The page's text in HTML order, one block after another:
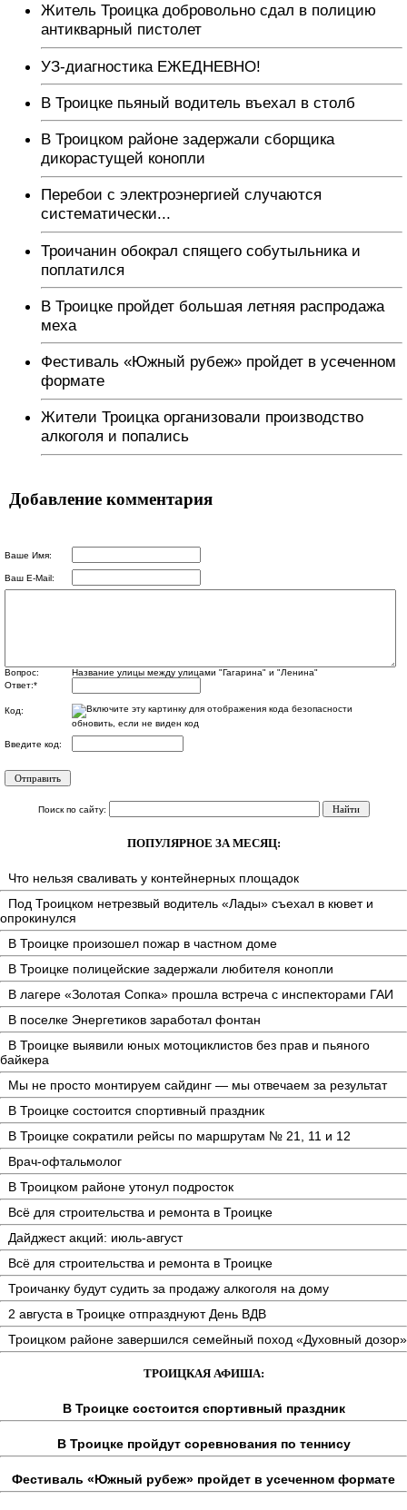
Житель Троицка добровольно сдал в полицию
антикварный пистолет
УЗ-диагностика ЕЖЕДНЕВНО!
В Троицке пьяный водитель въехал в столб
В Троицком районе задержали сборщика
дикорастущей конопли
Перебои с электроэнергией случаются
систематически...
Троичанин обокрал спящего собутыльника и
поплатился
В Троицке пройдет большая летняя распродажа
меха
Фестиваль «Южный рубеж» пройдет в усеченном
формате
Жители Троицка организовали производство
алкоголя и попались
Добавление комментария
Ваше Имя:
Ваш E-Mail:
Вопрос:
Название улицы между улицами "Гагарина" и "Ленина"
Ответ:*
Код:
обновить, если не виден код
Введите код:
Поиск по сайту:
ПОПУЛЯРНОЕ ЗА МЕСЯЦ:
Что нельзя сваливать у контейнерных площадок
Под Троицком нетрезвый водитель «Лады» съехал в кювет и
опрокинулся
В Троицке произошел пожар в частном доме
В Троицке полицейские задержали любителя конопли
В лагере «Золотая Сопка» прошла встреча с инспекторами ГАИ
В поселке Энергетиков заработал фонтан
В Троицке выявили юных мотоциклистов без прав и пьяного
байкера
Мы не просто монтируем сайдинг — мы отвечаем за результат
В Троицке состоится спортивный праздник
В Троицке сократили рейсы по маршрутам № 21, 11 и 12
Врач-офтальмолог
В Троицком районе утонул подросток
Всё для строительства и ремонта в Троицке
Дайджест акций: июль-август
Всё для строительства и ремонта в Троицке
Троичанку будут судить за продажу алкоголя на дому
2 августа в Троицке отпразднуют День ВДВ
Троицком районе завершился семейный поход «Духовный дозор»
ТРОИЦКАЯ АФИША:
В Троицке состоится спортивный праздник
В Троицке пройдут соревнования по теннису
Фестиваль «Южный рубеж» пройдет в усеченном формате